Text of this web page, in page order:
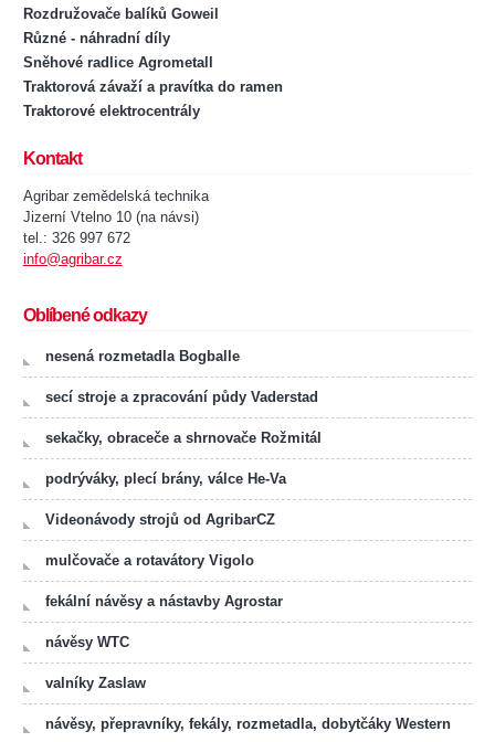
Rozdružovače balíků Goweil
Různé - náhradní díly
Sněhové radlice Agrometall
Traktorová závaží a pravítka do ramen
Traktorové elektrocentrály
Kontakt
Agribar zemědelská technika
Jizerní Vtelno 10 (na návsi)
tel.: 326 997 672
info@agribar.cz
Oblíbené odkazy
nesená rozmetadla Bogballe
secí stroje a zpracování půdy Vaderstad
sekačky, obraceče a shrnovače Rožmitál
podrýváky, plecí brány, válce He-Va
Videonávody strojů od AgribarCZ
mulčovače a rotavátory Vigolo
fekální návěsy a nástavby Agrostar
návěsy WTC
valníky Zaslaw
návěsy, přepravníky, fekály, rozmetadla, dobytčáky Western